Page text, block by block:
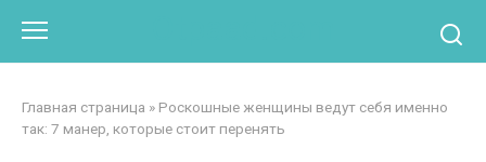
контенту
Главная страница » Роскошные женщины ведут себя именно
так: 7 манер, которые стоит перенять